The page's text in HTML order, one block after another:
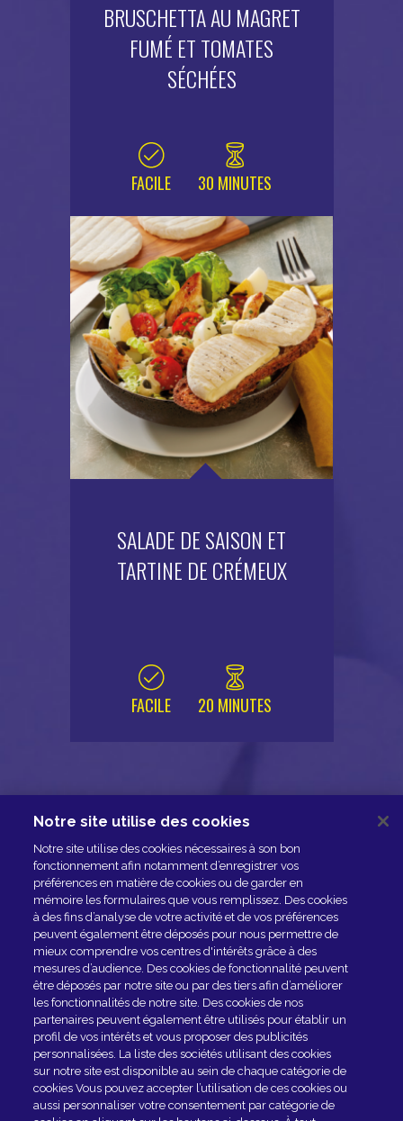
BRUSCHETTA AU MAGRET
FUMÉ ET TOMATES
SÉCHÉES
FACILE 30 MINUTES
SALADE DE SAISON ET
TARTINE DE CRÉMEUX
FACILE 20 MINUTES
NOUS CONTACTER
ESPACE PRESSE
NOS PARTENAIRES
Rejoindre le club
Notre site utilise des cookies
Notre site utilise des cookies nécessaires à son bon
fonctionnement afin notamment d’enregistrer vos
préférences en matière de cookies ou de garder en
mémoire les formulaires que vous remplissez. Des cookies
à des fins d’analyse de votre activité et de vos préférences
peuvent également être déposés pour nous permettre de
mieux comprendre vos centres d'intérêts grâce à des
mesures d’audience. Des cookies de fonctionnalité peuvent
être déposés par notre site ou par des tiers afin d’améliorer
les fonctionnalités de notre site. Des cookies de nos
partenaires peuvent également être utilisés pour établir un
profil de vos intérêts et vous proposer des publicités
personnalisées. La liste des sociétés utilisant des cookies
sur notre site est disponible au sein de chaque catégorie de
cookies Vous pouvez accepter l’utilisation de ces cookies ou
aussi personnaliser votre consentement par catégorie de